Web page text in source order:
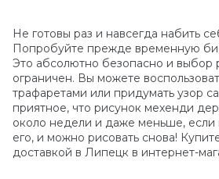
Не готовы раз и навсегда набить
Попробуйте прежде временную
Это абсолютно безопасно и выбор
ограничен. Вы можете
трафаретами или придумать узор
приятное, что рисунок мехенди
около недели и даже меньше, если
его, и можно рисовать снова!
доставкой в Липецк в интернет-